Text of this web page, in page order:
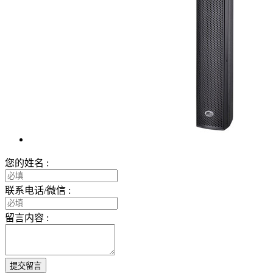
您的姓名 :
联系电话/微信 :
留言内容 :
提交留言